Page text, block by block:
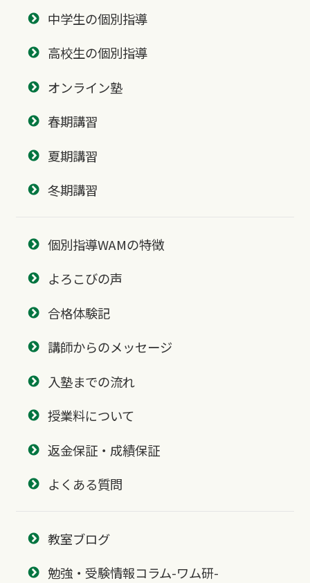
中学生の個別指導
高校生の個別指導
オンライン塾
春期講習
夏期講習
冬期講習
個別指導WAMの特徴
よろこびの声
合格体験記
講師からのメッセージ
入塾までの流れ
授業料について
返金保証・成績保証
よくある質問
教室ブログ
勉強・受験情報コラム-ワム研-